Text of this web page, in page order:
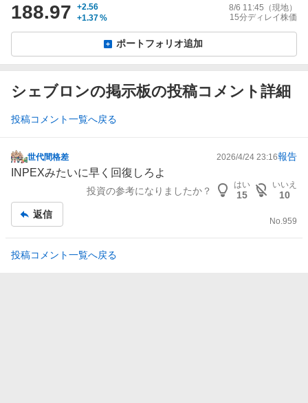
188.97
+2.56
+1.37%
8/6 11:45 （現地）
15分ディレイ株価
ポートフォリオ追加
シェブロンの掲示板の投稿コメント詳細
投稿コメント一覧へ戻る
掲
示
事
世代間格差 2026/4/24 23:16報告
INPEXみたいに早く回復しろよ
投資の参考になりましたか？
はい
15
いいえ
10
返信
No.959
投稿コメント一覧へ戻る